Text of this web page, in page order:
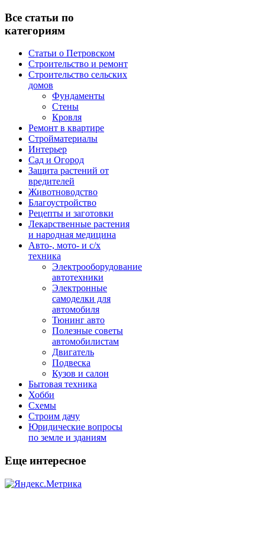
Все статьи по
категориям
Статьи о Петровском
Строительство и ремонт
Строительство сельских
домов
Фундаменты
Стены
Кровля
Ремонт в квартире
Стройматериалы
Интерьер
Сад и Огород
Защита растений от
вредителей
Животноводство
Благоустройство
Рецепты и заготовки
Лекарственные растения
и народная медицина
Авто-, мото- и с/х
техника
Электрооборудование
автотехники
Электронные
самоделки для
автомобиля
Тюнинг авто
Полезные советы
автомобилистам
Двигатель
Подвеска
Кузов и салон
Бытовая техника
Хобби
Схемы
Строим дачу
Юридические вопросы
по земле и зданиям
Еще интересное